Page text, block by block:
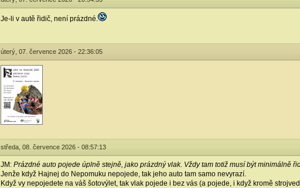
Je-li v autě řidič, není prázdné.
úterý, 07. července 2026 - 22:36:05
středa, 08. července 2026 - 08:57:13
JM: Prázdné auto pojede úplně stejně, jako prázdný vlak. Vždy tam totiž musí být minimálně
Jenže když Hajnej do Nepomuku nepojede, tak jeho auto tam samo nevyrazí.
Když vy nepojedete na váš šotovýlet, tak vlak pojede i bez vás (a pojede, i když kromě